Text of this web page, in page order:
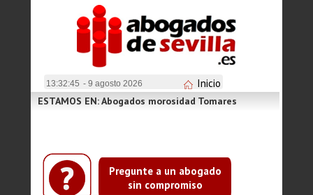
13:32:45 - 9 agosto 2026 Inicio
Pregunte a un abogado
sin compromiso
ESTAMOS EN: Abogados morosidad Tomares